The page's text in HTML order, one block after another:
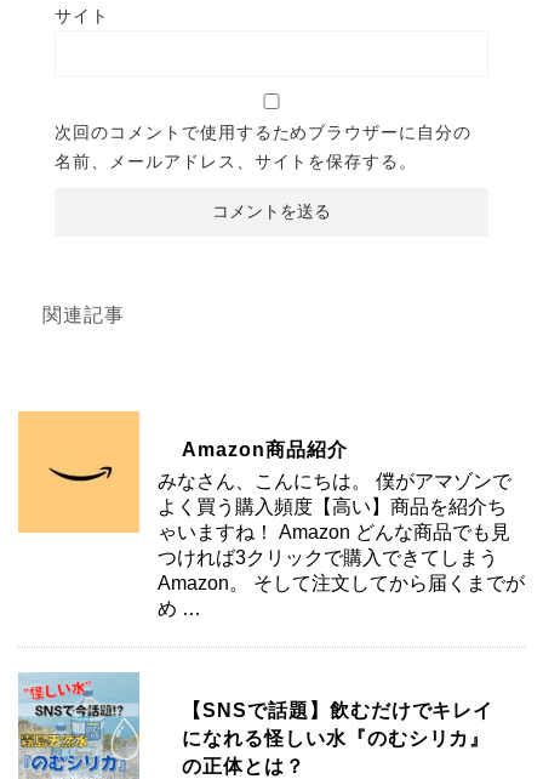
サイト
次回のコメントで使用するためブラウザーに自分の
名前、メールアドレス、サイトを保存する。
関連記事
Amazon商品紹介
みなさん、こんにちは。 僕がアマゾンで
よく買う購入頻度【高い】商品を紹介ち
ゃいますね！ Amazon どんな商品でも見
つければ3クリックで購入できてしまう
Amazon。 そして注文してから届くまでが
め …
【SNSで話題】飲むだけでキレイ
になれる怪しい水『のむシリカ』
の正体とは？